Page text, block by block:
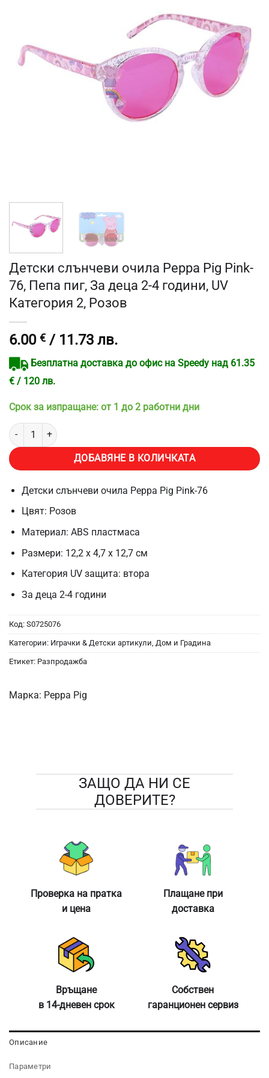
Детски слънчеви очила Peppa Pig Pink-
76, Пепа пиг, За деца 2-4 години, UV
Категория 2, Розов
6.00 € / 11.73 лв.
Безплатна доставка до офис на Speedy над 61.35
€ / 120 лв.
Срок за изпращане: от 1 до 2 работни дни
количество за Детски слънчеви очила Peppa Pig Pink-76, Пепа
ДОБАВЯНЕ В КОЛИЧКАТА
Детски слънчеви очила Peppa Pig Pink-76
Цвят: Розов
Материал: ABS пластмаса
Размери: 12,2 х 4,7 х 12,7 см
Категория UV защита: втора
За деца 2-4 години
Код: S0725076
Категории: Играчки & Детски артикули Дом и Градина
Етикет: Разпродажба
Марка: Peppa Pig
ЗАЩО ДА НИ СЕ
ДОВЕРИТЕ?
Проверка на пратка
и цена
Плащане при
доставка
Връщане
в 14-дневен срок
Собствен
гаранционен сервиз
Описание
Параметри